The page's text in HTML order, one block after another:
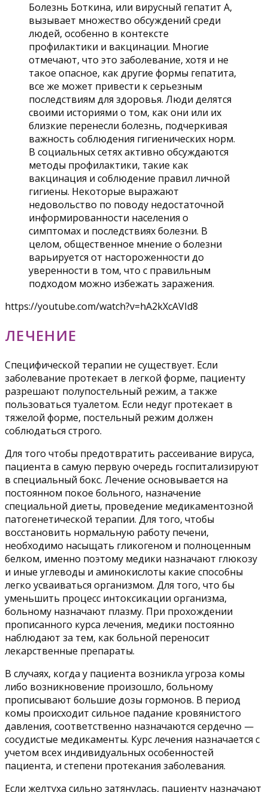
Болезнь Боткина, или вирусный гепатит А,
вызывает множество обсуждений среди
людей, особенно в контексте
профилактики и вакцинации. Многие
отмечают, что это заболевание, хотя и не
такое опасное, как другие формы гепатита,
все же может привести к серьезным
последствиям для здоровья. Люди делятся
своими историями о том, как они или их
близкие перенесли болезнь, подчеркивая
важность соблюдения гигиенических норм.
В социальных сетях активно обсуждаются
методы профилактики, такие как
вакцинация и соблюдение правил личной
гигиены. Некоторые выражают
недовольство по поводу недостаточной
информированности населения о
симптомах и последствиях болезни. В
целом, общественное мнение о болезни
варьируется от настороженности до
уверенности в том, что с правильным
подходом можно избежать заражения.
https://youtube.com/watch?v=hA2kXcAVId8
ЛЕЧЕНИЕ
Специфической терапии не существует. Если
заболевание протекает в легкой форме, пациенту
разрешают полупостельный режим, а также
пользоваться туалетом. Если недуг протекает в
тяжелой форме, постельный режим должен
соблюдаться строго.
Для того чтобы предотвратить рассеивание вируса,
пациента в самую первую очередь госпитализируют
в специальный бокс. Лечение основывается на
постоянном покое больного, назначение
специальной диеты, проведение медикаментозной
патогенетической терапии. Для того, чтобы
восстановить нормальную работу печени,
необходимо насыщать гликогеном и полноценным
белком, именно поэтому медики назначают глюкозу
и иные углеводы и аминокислоты какие способны
легко усваиваться организмом. Для того, что бы
уменьшить процесс интоксикации организма,
больному назначают плазму. При прохождении
прописанного курса лечения, медики постоянно
наблюдают за тем, как больной переносит
лекарственные препараты.
В случаях, когда у пациента возникла угроза комы
либо возникновение произошло, больному
прописывают большие дозы гормонов. В период
комы происходит сильное падание кровянистого
давления, соответственно назначаются сердечно —
сосудистые медикаменты. Курс лечения назначается с
учетом всех индивидуальных особенностей
пациента, и степени протекания заболевания.
Если желтуха сильно затянулась, пациенту назначают